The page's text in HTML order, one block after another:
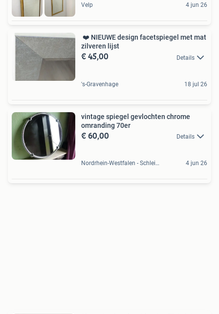
Velp 4 jun 26
️️ ️️️❤️ NIEUWE design facetspiegel met mat
zilveren lijst
€ 45,00 Details
's-Gravenhage 18 jul 26
vintage spiegel gevlochten chrome
omranding 70er
€ 60,00 Details
Nordrhein-Westfalen - Schleiden, DE 4 jun 26